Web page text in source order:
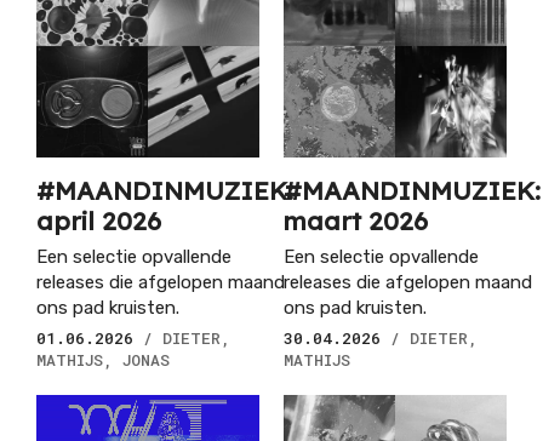
#MAANDINMUZIEK:
april 2026
Een selectie opvallende
releases die afgelopen maand
ons pad kruisten.
01.06.2026
/ DIETER,
MATHIJS, JONAS
#MAANDINMUZIEK:
maart 2026
Een selectie opvallende
releases die afgelopen maand
ons pad kruisten.
30.04.2026
/ DIETER,
MATHIJS